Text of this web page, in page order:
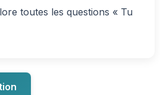
toutes les questions « Tu